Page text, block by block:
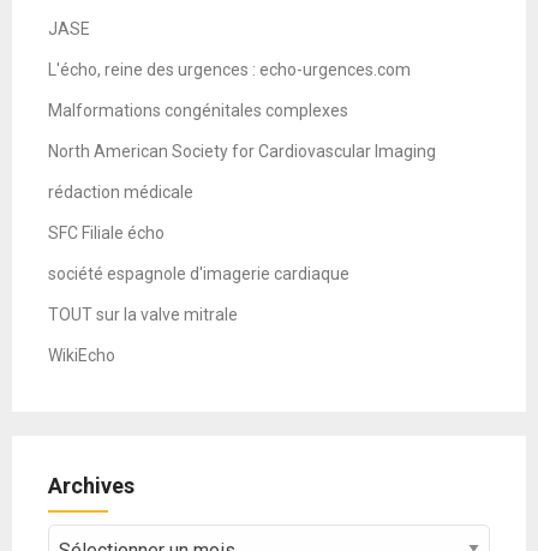
JASE
L'écho, reine des urgences : echo-urgences.com
Malformations congénitales complexes
North American Society for Cardiovascular Imaging
rédaction médicale
SFC Filiale écho
société espagnole d'imagerie cardiaque
TOUT sur la valve mitrale
WikiEcho
Archives